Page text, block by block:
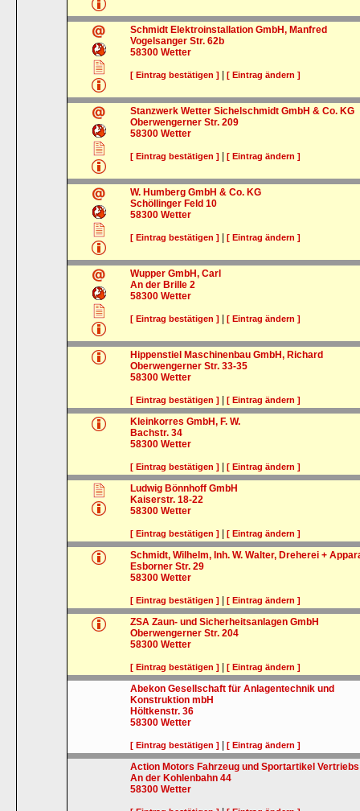
Schmidt Elektroinstallation GmbH, Manfred
Vogelsanger Str. 62b
58300 Wetter
[ Eintrag bestätigen ] |[ Eintrag ändern ]
Stanzwerk Wetter Sichelschmidt GmbH & Co. KG
Oberwengerner Str. 209
58300 Wetter
[ Eintrag bestätigen ] |[ Eintrag ändern ]
W. Humberg GmbH & Co. KG
Schöllinger Feld 10
58300 Wetter
[ Eintrag bestätigen ] |[ Eintrag ändern ]
Wupper GmbH, Carl
An der Brille 2
58300 Wetter
[ Eintrag bestätigen ] |[ Eintrag ändern ]
Hippenstiel Maschinenbau GmbH, Richard
Oberwengerner Str. 33-35
58300 Wetter
[ Eintrag bestätigen ] |[ Eintrag ändern ]
Kleinkorres GmbH, F. W.
Bachstr. 34
58300 Wetter
[ Eintrag bestätigen ] |[ Eintrag ändern ]
Ludwig Bönnhoff GmbH
Kaiserstr. 18-22
58300 Wetter
[ Eintrag bestätigen ] |[ Eintrag ändern ]
Schmidt, Wilhelm, Inh. W. Walter, Dreherei +
Esborner Str. 29
58300 Wetter
[ Eintrag bestätigen ] |[ Eintrag ändern ]
ZSA Zaun- und Sicherheitsanlagen GmbH
Oberwengerner Str. 204
58300 Wetter
[ Eintrag bestätigen ] |[ Eintrag ändern ]
Abekon Gesellschaft für Anlagentechnik und
Konstruktion mbH
Höltkenstr. 36
58300 Wetter
[ Eintrag bestätigen ] |[ Eintrag ändern ]
Action Motors Fahrzeug und Sportartikel
An der Kohlenbahn 44
58300 Wetter